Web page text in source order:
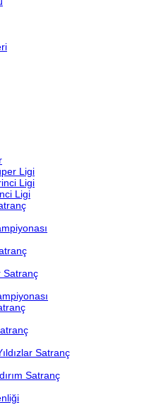
Ligi
Ligi
Ligi
Satranç
Satranç
Satranç